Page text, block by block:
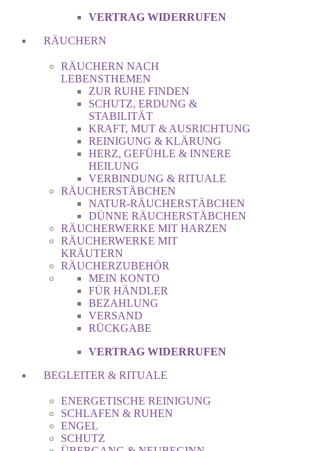
VERTRAG WIDERRUFEN
RÄUCHERN
RÄUCHERN NACH
LEBENSTHEMEN
ZUR RUHE FINDEN
SCHUTZ, ERDUNG &
STABILITÄT
KRAFT, MUT & AUSRICHTUNG
REINIGUNG & KLÄRUNG
HERZ, GEFÜHLE & INNERE
HEILUNG
VERBINDUNG & RITUALE
RÄUCHERSTÄBCHEN
NATUR-RÄUCHERSTÄBCHEN
DÜNNE RÄUCHERSTÄBCHEN
RÄUCHERWERKE MIT HARZEN
RÄUCHERWERKE MIT
KRÄUTERN
RÄUCHERZUBEHÖR
MEIN KONTO
FÜR HÄNDLER
BEZAHLUNG
VERSAND
RÜCKGABE
VERTRAG WIDERRUFEN
BEGLEITER & RITUALE
ENERGETISCHE REINIGUNG
SCHLAFEN & RUHEN
ENGEL
SCHUTZ